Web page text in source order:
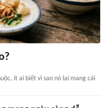
ít ai biết vì sao nó lại mang cái